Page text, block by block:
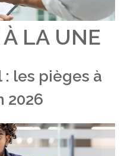
LA UNE
les pièges à
2026